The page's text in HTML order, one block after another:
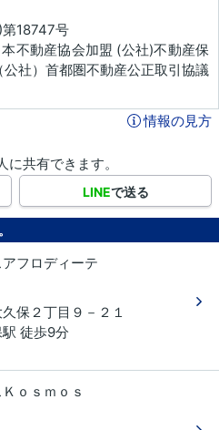
18747号
本不動産協会加盟 (公社)不動産保
社）首都圏不動産公正取引協議
情報の見方
に共有できます。
LINEで送る
フロディーテ
久保２丁目 ９－２１
徒歩9分
ｏｓｍｏｓ